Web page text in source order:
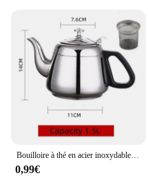
0,99€